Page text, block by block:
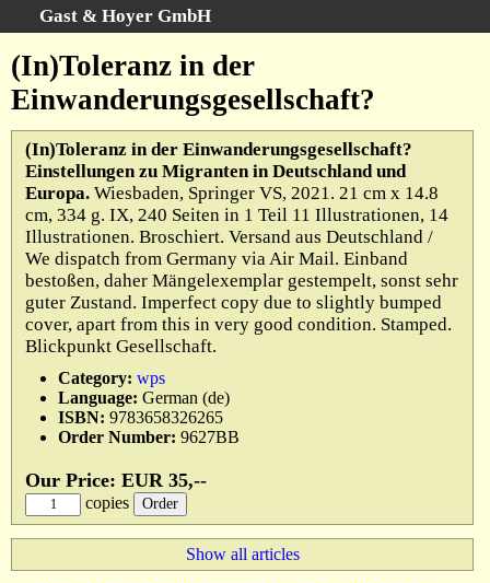
Gast & Hoyer GmbH
Home
Categories
Keywords
All Titles
Cart
Terms
Withdrawal
Privacy Policy
Legal Details
(In)Toleranz in der
Einwanderungsgesellschaft?
(In)Toleranz in der Einwanderungsgesellschaft?
Einstellungen zu Migranten in Deutschland und
Europa. Wiesbaden, Springer VS, 2021. 21 cm x 14.8
cm, 334 g. IX, 240 Seiten in 1 Teil 11 Illustrationen, 14
Illustrationen. Broschiert. Versand aus Deutschland /
We dispatch from Germany via Air Mail. Einband
bestoßen, daher Mängelexemplar gestempelt, sonst sehr
guter Zustand. Imperfect copy due to slightly bumped
cover, apart from this in very good condition. Stamped.
Blickpunkt Gesellschaft.
Category: wps
Language: German (de)
ISBN: 9783658326265
Order Number: 9627BB
Our Price: EUR 35,--
copies
Show all articles